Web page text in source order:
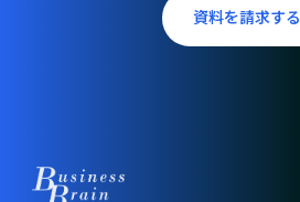
資料を請求する